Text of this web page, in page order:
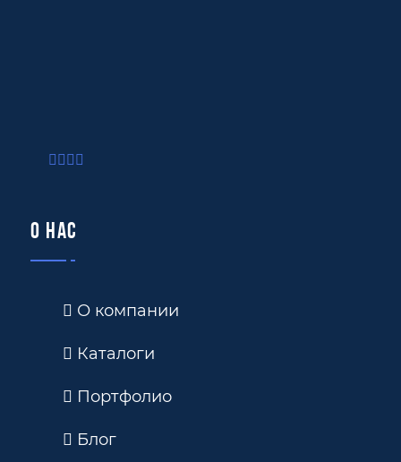
О нас
О компании
Каталоги
Портфолио
Блог